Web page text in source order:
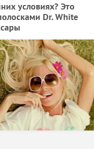
условиях? Это
Dr. White